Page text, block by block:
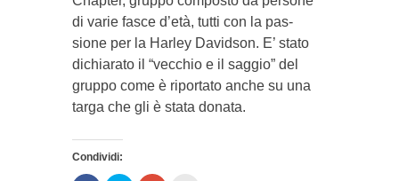
di va­rie fasce d’età, tutti con la pas­
sione per la Harley Da­vidson. E’ stato
dichiarato il “vecchio e il saggio” del
gruppo come è riportato an­che su una
targa che gli è sta­ta donata.
Condividi: